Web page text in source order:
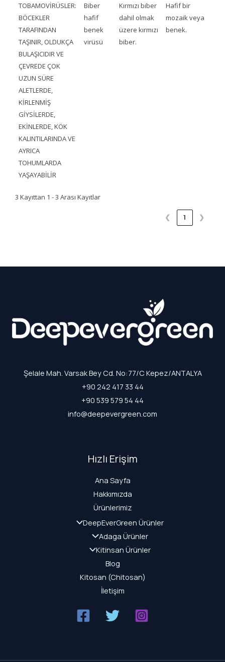
TOBAMOVİRÜSLER:
BÖCEKLER
TARAFINDAN
TAŞINIR, OLDUKÇA
BULAŞICIDIR VE
ÇEVREDE ÇOK
UZUN SÜRE
ALETLERDE,
KİRLENMİŞ
GİYSİLERDE,
EKİNLERDE, KÖK
KALINTILARINDA VE
AYRICA
TOHUMLARDA
YAŞAYABİLİR
Biber
hafif
benek
virüsü
Kırmızı biber
dahil olmak
üzere kırmızı
biber.
Hafif bir
mozaik veya
benek.
3 Kayıttan 1 - 3 Arası Kayıtlar
❮ 1 ❯
Şelale Mah. Varsak Bey Cd. No:77/C Kepez/ANTALYA
+90 242 417 33 44
+90 539 579 54 44
info@deepevergreen.com
Hızlı Erişim
Ana Sayfa
Hakkımızda
Ürünlerimiz
DeepEverGreen Ürünler
Adaga Ürünler
Kitinsan Ürünler
Blog
Kitosan (Chitosan)
İletişim